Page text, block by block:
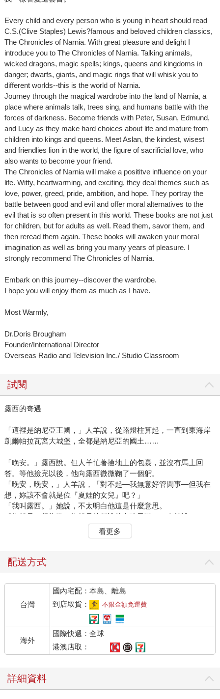
Every child and every person who is young in heart should read
C.S.(Clive Staples) Lewis?famous and beloved children classics,
The Chronicles of Narnia. With great pleasure and delight I
introduce you to The Chronicles of Narnia. Talking animals,
wicked dragons, magic spells; kings, queens and kingdoms in
danger; dwarfs, giants, and magic rings that will whisk you to
different worlds--this is the world of Narnia.
Journey through the magical wardrobe into the land of Narnia, a
place where animals talk, trees sing, and humans battle with the
forces of darkness. Become friends with Peter, Susan, Edmund,
and Lucy as they make hard choices about life and mature from
children into kings and queens. Meet Aslan, the kindest, wisest
and friendlies lion in the world, the figure of sacrificial love, who
also wants to become your friend.
The Chronicles of Narnia will make a posititve influence on your
life. Witty, heartwarming, and exciting, they deal themes such as
love, power, greed, pride, ambition, and hope. They portray the
battle between good and evil and offer moral alternatives to the
evil that is so often present in this world. These books are not just
for children, but for adults as well. Read them, savor them, and
then reread them again. These books will awaken your moral
imagination as well as bring you many years of pleasure. I
strongly recommend The Chronicles of Narnia.
Embark on this journey--discover the wardrobe.
I hope you will enjoy them as much as I have.
Most Warmly,
Dr.Doris Brougham
Founder/International Director
Overseas Radio and Television Inc./ Studio Classroom
試閱
露西的奇遇
「這裡是納尼亞王國，」人羊說，從路燈柱算起，一直到東海岸
凱爾帕拉瓦宮大城堡，全都是納尼亞的國土……
「晚安。」露西說。但人羊忙著撿地上的包裹，並沒有馬上回
答。等他撿完以後，他向露西微微鞠了一個躬。
「晚安，晚安，」人羊說，「對不起—我無意好管閒事—但我在
想，妳該不會就是位『夏娃的女兒』吧？」
「我叫露西。」她說，不太明白他這是什麼意思。
「妳就是—很抱歉—妳就是他們說的女孩子嘍？」人羊說。
「我當然是女孩子啊。」露西說。
「所以妳其實是『人類』對吧？」
「沒錯，沒錯，」人羊說，「我真是笨哪！但我以前可從來沒看
是說—」接著他就硬生生地閉上嘴，看來他本來似乎打算提起某
件不該說的事，但卻在最後關頭及時打住，「太高興，太高興
了。」他繼續說下去，「我先做個自我介紹。我叫吐納思。」
「非常高興能認識你，吐納思先生。」露西說。
「妳能不能告訴我，喔，『夏娃的女兒』啊，」吐納思先生說，
「妳是怎麼到納尼亞來的？」
「納尼亞？那是什麼？」露西說。
「這裡是納尼亞王國，」人羊說，「就是我們現在這個地方；從
的國土—妳是從『西方野林』那兒過來的吧？」
「我—我是從空房間穿過衣櫥過來的。」露西說。
看更多
配送方式
台灣
國內宅配：本島、離島
到店取貨：
不限金額免運費
海外
國際快遞：全球
港澳店取：
詳細資料